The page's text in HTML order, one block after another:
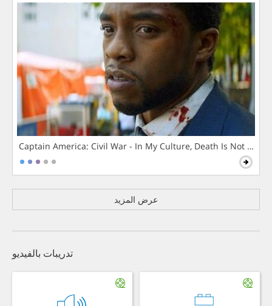
Captain America: Civil War - In My Culture, Death Is Not The
عرض المزيد
تدريبات بالفيديو